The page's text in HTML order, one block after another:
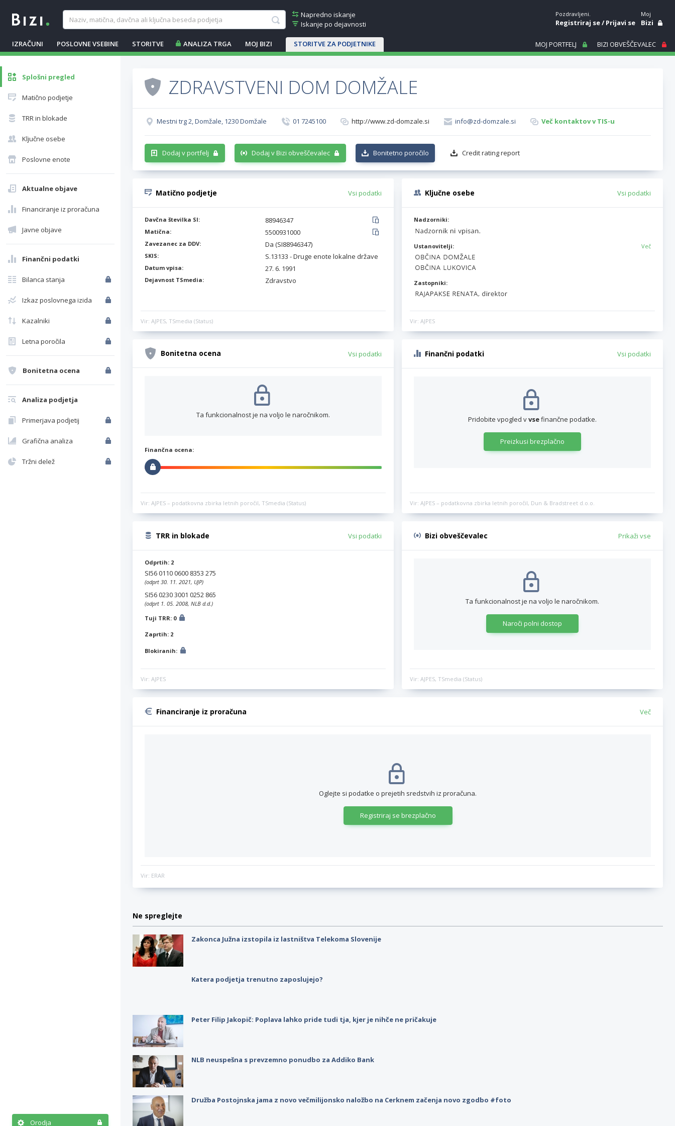
Napredno iskanje
Iskanje po dejavnosti
IZRAČUNI POSLOVNE VSEBINE STORITVE ANALIZA TRGA MOJ BIZI STORITVE ZA PODJETNIKE
Pozdravljeni.
Registriraj se/Prijavi se
Moj
Bizi
MOJ PORTFELJ BIZI OBVEŠČEVALEC
Splošni pregled
Matično podjetje
TRR in blokade
Ključne osebe
Poslovne enote
Aktualne objave
Financiranje iz proračuna
Javne objave
Finančni podatki
Bilanca stanja
Izkaz poslovnega izida
Kazalniki
Letna poročila
Bonitetna ocena
Analiza podjetja
Primerjava podjetij
Grafična analiza
Tržni delež
Orodja
ZDRAVSTVENI DOM DOMŽALE
Mestni trg 2, Domžale, 1230 Domžale 01 7245100 http://www.zd-domzale.si info@zd-domzale.si Več kontaktov v TIS-u
Dodaj v portfelj Dodaj v Bizi obveščevalec Bonitetno poročilo Credit rating report
Matično podjetje Vsi podatki
Davčna številka SI: 88946347
Matična: 5500931000
Zavezanec za DDV: Da (SI88946347)
SKIS: S.13133 - Druge enote lokalne države
Datum vpisa: 27. 6. 1991
Dejavnost TSmedia: Zdravstvo
Vir: AJPES, TSmedia (Status)
Ključne osebe Vsi podatki
Nadzorniki:
Ustanovitelji: Več
Zastopniki:
Vir: AJPES
Bonitetna ocena Vsi podatki
Ta funkcionalnost je na voljo le naročnikom.
Finančna ocena:
Vir: AJPES – podatkovna zbirka letnih poročil, TSmedia (Status)
Finančni podatki Vsi podatki
Pridobite vpogled vvsefinančne podatke.
Preizkusi brezplačno
Vir: AJPES – podatkovna zbirka letnih poročil, Dun & Bradstreet d.o.o.
TRR in blokade Vsi podatki
Odprtih: 2
SI56 0110 0600 8353 275
(odprt 30. 11. 2021, UJP)
SI56 0230 3001 0252 865
(odprt 1. 05. 2008, NLB d.d.)
Tuji TRR: 0
Zaprtih: 2
Blokiranih:
Vir: AJPES
Bizi obveščevalec Prikaži vse
Ta funkcionalnost je na voljo le naročnikom.
Naroči polni dostop
Vir: AJPES, TSmedia (Status)
Financiranje iz proračuna Več
Oglejte si podatke o prejetih sredstvih iz proračuna.
Registriraj se brezplačno
Vir: ERAR
Ne spreglejte
Zakonca Južna izstopila iz lastništva Telekoma Slovenije
Katera podjetja trenutno zaposlujejo?
Peter Filip Jakopič: Poplava lahko pride tudi tja, kjer je nihče ne pričakuje
NLB neuspešna s prevzemno ponudbo za Addiko Bank
Družba Postojnska jama z novo večmilijonsko naložbo na Cerknem začenja novo zgodbo #foto